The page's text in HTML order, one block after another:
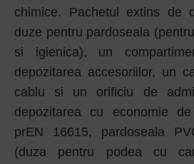
chimice. Pachetul extins de
duze pentru pardoseala
si igienica), un
depozitarea accesoriilor, un
cablu si un orificiu de
depozitarea cu economie
prEN 16615, pardoseala
(duza pentru podea cu